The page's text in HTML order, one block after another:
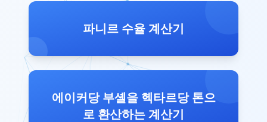
파니르 수율 계산기
에이커당 부셸을 헥타르당 톤으
로 환산하는 계산기